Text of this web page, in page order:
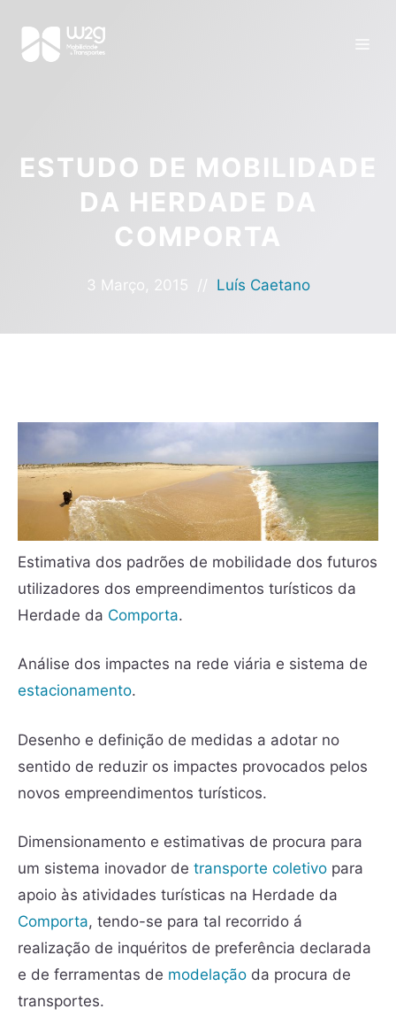
ESTUDO DE MOBILIDADE
DA HERDADE DA
COMPORTA
3 Março, 2015 // Luís Caetano
Estimativa dos padrões de mobilidade dos futuros
utilizadores dos empreendimentos turísticos da
Herdade da Comporta.
Análise dos impactes na rede viária e sistema de
estacionamento.
Desenho e definição de medidas a adotar no
sentido de reduzir os impactes provocados pelos
novos empreendimentos turísticos.
Dimensionamento e estimativas de procura para
um sistema inovador de transporte coletivo para
apoio às atividades turísticas na Herdade da
Comporta, tendo-se para tal recorrido á
realização de inquéritos de preferência declarada
e de ferramentas de modelação da procura de
transportes.